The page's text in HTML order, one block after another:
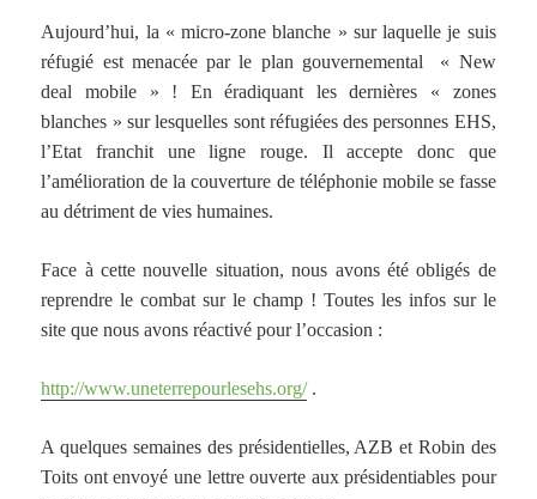
Aujourd’hui, la « micro-zone blanche » sur laquelle je suis
réfugié est menacée par le plan gouvernemental « New
deal mobile » ! En éradiquant les dernières « zones
blanches » sur lesquelles sont réfugiées des personnes EHS,
l’Etat franchit une ligne rouge. Il accepte donc que
l’amélioration de la couverture de téléphonie mobile se fasse
au détriment de vies humaines.
Face à cette nouvelle situation, nous avons été obligés de
reprendre le combat sur le champ ! Toutes les infos sur le
site que nous avons réactivé pour l’occasion :
http://www.uneterrepourlesehs.org/.
A quelques semaines des présidentielles, AZB et Robin des
Toits ont envoyé une lettre ouverte aux présidentiables pour